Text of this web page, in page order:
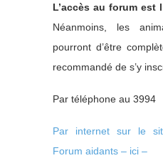
L’accès au forum
Néanmoins, les
pourront d’être
recommandé de s’y
Par téléphone au 3994
Par internet sur le
Forum aidants – ici –